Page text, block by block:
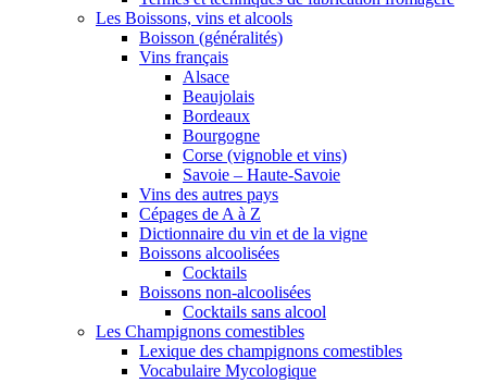
Les Boissons, vins et alcools
Boisson (généralités)
Vins français
Alsace
Beaujolais
Bordeaux
Bourgogne
Corse (vignoble et vins)
Savoie – Haute-Savoie
Vins des autres pays
Cépages de A à Z
Dictionnaire du vin et de la vigne
Boissons alcoolisées
Cocktails
Boissons non-alcoolisées
Cocktails sans alcool
Les Champignons comestibles
Lexique des champignons comestibles
Vocabulaire Mycologique